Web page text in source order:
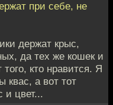
при себе, не
держат крыс,
да тех же кошек и
кто нравится. Я
квас, а вот тот
и цвет...